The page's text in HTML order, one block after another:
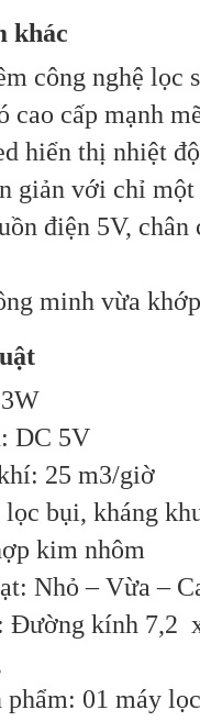
khác
công nghệ lọc
cao cấp mạnh
hiển thị nhiệt
giản với chỉ
điện 5V,
minh vừa
DC 5V
25 m3/giờ
lọc bụi, kháng
kim nhôm
Nhỏ – Vừa –
Đường kính 7,2
phẩm: 01 máy